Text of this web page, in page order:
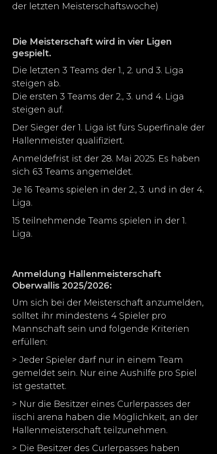
der letzten Meisterschaftswoche)
Die Meisterschaft wird in vier Ligen
gespielt.
Die letzten 3 Teams der 1., 2. und 3. Liga
steigen ab.
Die ersten 3 Teams der 2., 3. und 4. Liga
steigen auf.
Der Sieger der 1. Liga ist fürs Superfinale der
Hallenmeister qualifiziert.
Anmeldefrist ist der 28. Mai 2025. Es haben
sich 63 Teams angemeldet.
Je 16 Teams spielen in der 2., 3. und in der 4.
Liga.
15 teilnehmende Teams spielen in der 1.
Liga.
Anmeldung Hallenmeisterschaft
Oberwallis 2025/2026:
Um sich bei der Meisterschaft anzumelden,
solltet ihr mindestens 4 Spieler pro
Mannschaft sein und folgende Kriterien
erfüllen:
> Jeder Spieler darf nur in einem Team
gemeldet sein. Nur eine Aushilfe pro Spiel
ist gestattet.
> Nur die Besitzer eines Curlerpasses der
iischi arena haben die Möglichkeit, an der
Hallenmeisterschaft teilzunehmen.
> Die Besitzer des Curlerpasses haben